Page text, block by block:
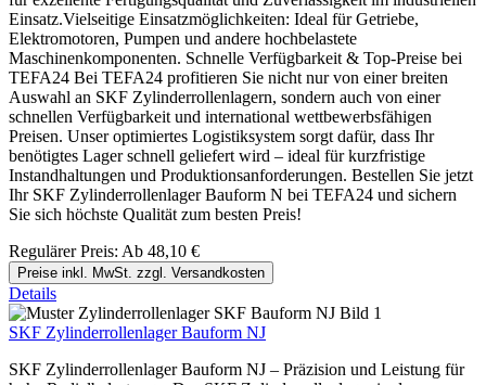
Einsatz.Vielseitige Einsatzmöglichkeiten: Ideal für Getriebe,
Elektromotoren, Pumpen und andere hochbelastete
Maschinenkomponenten. Schnelle Verfügbarkeit & Top-Preise bei
TEFA24 Bei TEFA24 profitieren Sie nicht nur von einer breiten
Auswahl an SKF Zylinderrollenlagern, sondern auch von einer
schnellen Verfügbarkeit und international wettbewerbsfähigen
Preisen. Unser optimiertes Logistiksystem sorgt dafür, dass Ihr
benötigtes Lager schnell geliefert wird – ideal für kurzfristige
Instandhaltungen und Produktionsanforderungen. Bestellen Sie jetzt
Ihr SKF Zylinderrollenlager Bauform N bei TEFA24 und sichern
Sie sich höchste Qualität zum besten Preis!
Regulärer Preis: Ab 48,10 €
Preise inkl. MwSt. zzgl. Versandkosten
Details
SKF Zylinderrollenlager Bauform NJ
SKF Zylinderrollenlager Bauform NJ – Präzision und Leistung für